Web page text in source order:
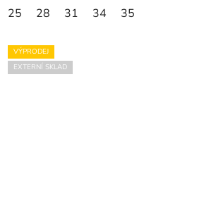
25 28 31 34 35
VÝPRODEJ
EXTERNÍ SKLAD